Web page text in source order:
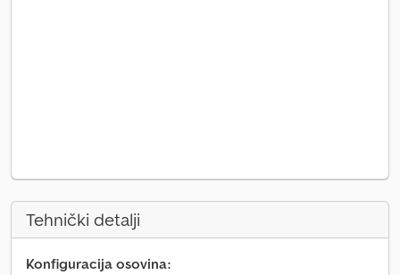
Tehnički detalji
Konfiguracija osovina: